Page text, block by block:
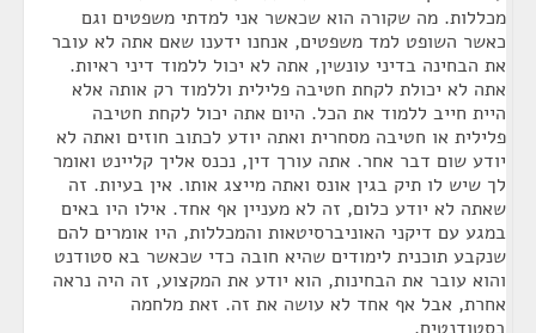
מכללות. מה שקורה הוא שכאשר אני למדתי משפטים וגם
כאשר השופט למד משפטים, אנחנו ידענו שאם אתה לא עובר
את הבחינה בדיני עונשין, אתה לא יכול ללמוד דיני ראיות.
אתה לא יכולת לקחת חטיבה פלילית וללמוד רק אותה אלא
היית חייב ללמוד את הכל. היום אתה יכול לקחת חטיבה
פלילית או חטיבה מסחרית ואתה יודע לכתוב חוזים ואתה לא
יודע שום דבר אחר. אתה עורך דין, נכנס אליך קליינט ואומר
לך שיש לו תיק בגין אונס ואתה מייצג אותו. אין בעיות. זה
שאתה לא יודע כלום, זה לא מעניין אף אחד. אילו היו באים
במגע עם דיקני האוניברסיטאות והמכללות, היו אומרים להם
שנקבע תוכנית לימודים שהיא חובה כדי שכאשר בא סטודנט
והוא עובר את הבחינות, הוא יודע את המקצוע, זה היה נראה
אחרת, אבל אף אחד לא עושה את זה. זאת מלחמה